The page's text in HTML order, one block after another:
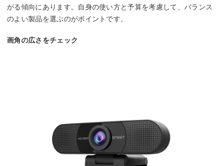
がる傾向にあります。自身の使い方と予算を考慮して、バランス
のよい製品を選ぶのがポイントです。
画角の広さをチェック